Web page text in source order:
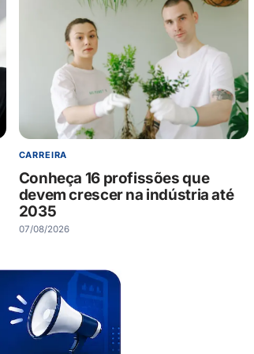
CARREIRA
Conheça 16 profissões que
devem crescer na indústria até
2035
07/08/2026